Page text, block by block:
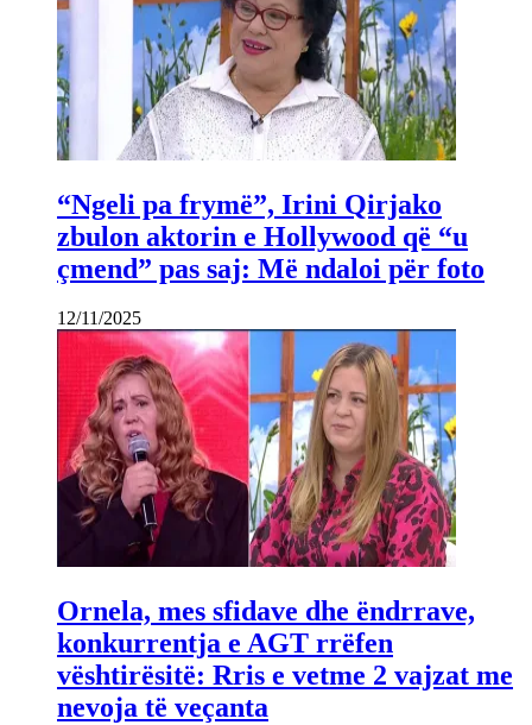
“Ngeli pa frymë”, Irini Qirjako
zbulon aktorin e Hollywood që “u
çmend” pas saj: Më ndaloi për foto
12/11/2025
Ornela, mes sfidave dhe ëndrrave,
konkurrentja e AGT rrëfen
vështirësitë: Rris e vetme 2 vajzat me
nevoja të veçanta